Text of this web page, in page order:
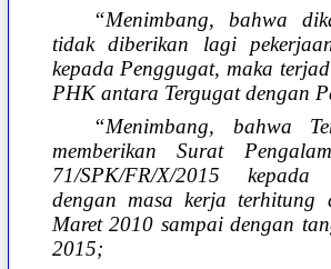
“Menimbang, bahwa
tidak diberikan lagi
kepada Penggugat, maka
PHK antara Tergugat dengan
“Menimbang, bahwa
memberikan Surat
71/SPK/FR/X/2015
dengan masa kerja
Maret 2010 sampai dengan
2015;